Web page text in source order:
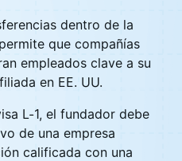
dentro de la
que compañías
empleados clave a su
en EE. UU.
L-1, el fundador debe
de una empresa
calificada con una